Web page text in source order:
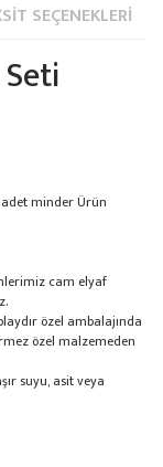
SEÇENEKLERI
minder Ürün
cam elyaf
özel ambalajında
özel malzemeden
suyu, asit veya